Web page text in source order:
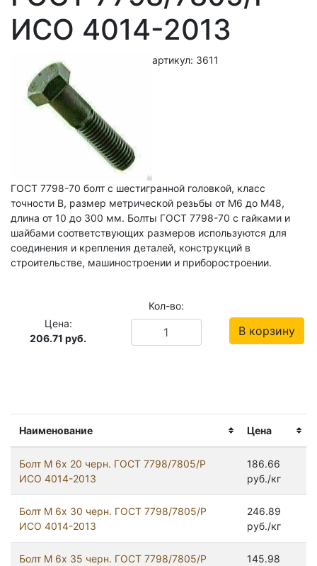
Наименование Цена
Болт М 6х 20 черн. ГОСТ 7798/7805/Р
ИСО 4014-2013
186.66
руб./кг
Болт М 6х 30 черн. ГОСТ 7798/7805/Р
ИСО 4014-2013
246.89
руб./кг
Болт М 6х 35 черн. ГОСТ 7798/7805/Р
145.98
ИСО 4014-2013
артикул: 3611
ГОСТ 7798-70 болт с шестигранной головкой, класс
точности В, размер метрической резьбы от М6 до М48,
длина от 10 до 300 мм. Болты ГОСТ 7798-70 с гайками и
шайбами соответствующих размеров используются для
соединения и крепления деталей, конструкций в
строительстве, машиностроении и приборостроении.
Цена:
206.71 руб.
Кол-во:
В корзину